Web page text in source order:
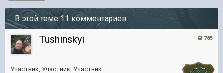
В этой теме 11 комментариев
785
Tushinskyi
Участник, Участник, Участник